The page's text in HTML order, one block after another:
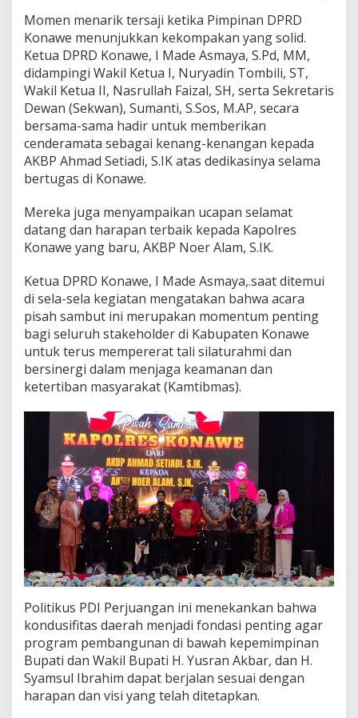
s
:
K
a
m
t
i
b
a
s
P
i
r
a
s
t
a
m
a
Momen menarik tersaji ketika Pimpinan DPRD
Konawe menunjukkan kekompakan yang solid.
Ketua DPRD Konawe, I Made Asmaya, S.Pd, MM,
didampingi Wakil Ketua I, Nuryadin Tombili, ST,
Wakil Ketua II, Nasrullah Faizal, SH, serta Sekretaris
Dewan (Sekwan), Sumanti, S.Sos, M.AP, secara
bersama-sama hadir untuk memberikan
cenderamata sebagai kenang-kenangan kepada
AKBP Ahmad Setiadi, S.IK atas dedikasinya selama
bertugas di Konawe.
Mereka juga menyampaikan ucapan selamat
datang dan harapan terbaik kepada Kapolres
Konawe yang baru, AKBP Noer Alam, S.IK.
Ketua DPRD Konawe, I Made Asmaya,.saat ditemui
di sela-sela kegiatan mengatakan bahwa acara
pisah sambut ini merupakan momentum penting
bagi seluruh stakeholder di Kabupaten Konawe
untuk terus mempererat tali silaturahmi dan
bersinergi dalam menjaga keamanan dan
ketertiban masyarakat (Kamtibmas).
Politikus PDI Perjuangan ini menekankan bahwa
kondusifitas daerah menjadi fondasi penting agar
program pembangunan di bawah kepemimpinan
Bupati dan Wakil Bupati H. Yusran Akbar, dan H.
Syamsul Ibrahim dapat berjalan sesuai dengan
harapan dan visi yang telah ditetapkan.